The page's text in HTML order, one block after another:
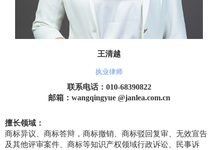
王清越
执业律师
联系电话：010-68390822
邮箱：wangqingyue @janlea.com.cn
擅长领域：
商标异议、商标答辩，商标撤销、商标驳回复审、无效宣告
及其他评审案件、商标等知识产权领域行政诉讼、民事诉